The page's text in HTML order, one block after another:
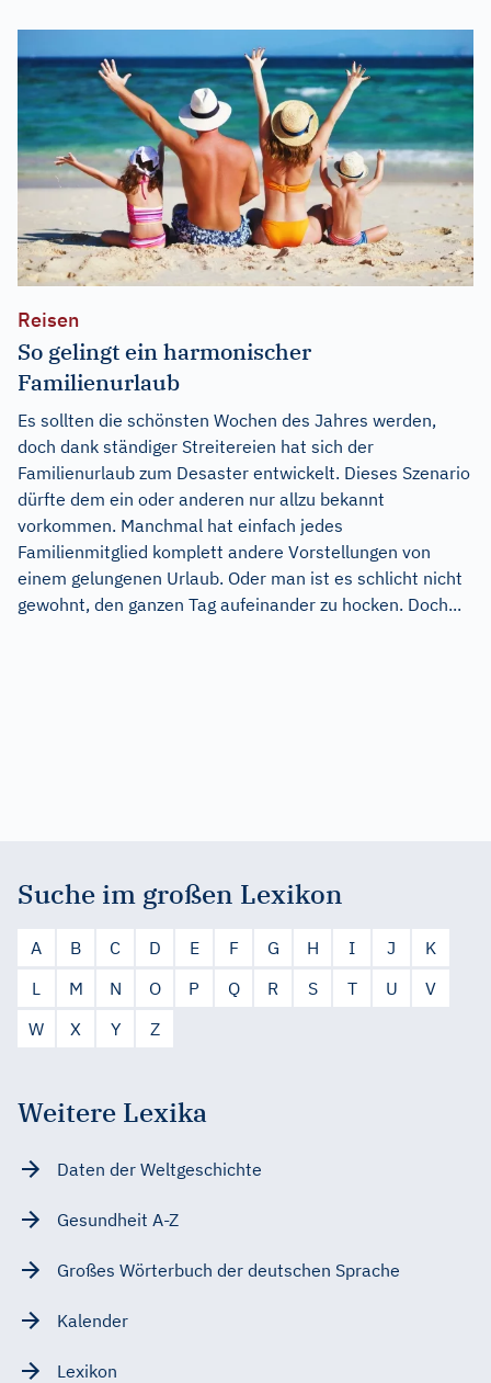
Reisen
So gelingt ein harmonischer
Familienurlaub
Es sollten die schönsten Wochen des Jahres werden,
doch dank ständiger Streitereien hat sich der
Familienurlaub zum Desaster entwickelt. Dieses Szenario
dürfte dem ein oder anderen nur allzu bekannt
vorkommen. Manchmal hat einfach jedes
Familienmitglied komplett andere Vorstellungen von
einem gelungenen Urlaub. Oder man ist es schlicht nicht
gewohnt, den ganzen Tag aufeinander zu hocken. Doch...
Suche im großen Lexikon
A B C D E F G H I J
K
L
M N O P Q R S T U
V
W
X Y Z
Weitere Lexika
Daten der Weltgeschichte
Gesundheit A-Z
Großes Wörterbuch der deutschen Sprache
Kalender
Lexikon